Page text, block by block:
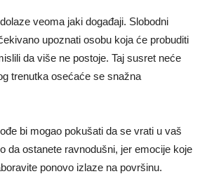
veoma jaki događaji. Slobodni
upoznati osobu koja će probuditi
da više ne postoje. Taj susret neće
trenutka osećaće se snažna
bi mogao pokušati da se vrati u vaš
da ostanete ravnodušni, jer emocije koje
ponovo izlaze na površinu.